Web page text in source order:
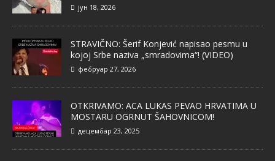
јун 18, 2026
STRAVIČNO: Šerif Konjević napisao pesmu u
kojoj Srbe naziva „smradovima“! (VIDEO)
фебруар 27, 2026
OTKRIVAMO: ACA LUKAS PEVAO HRVATIMA U
MOSTARU OGRNUT ŠAHOVNICOM!
децембар 23, 2025